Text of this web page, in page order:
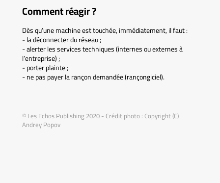
Comment réagir ?
Dès qu’une machine est touchée, immédiatement, il faut :
- la déconnecter du réseau ;
- alerter les services techniques (internes ou externes à
l’entreprise) ;
- porter plainte ;
- ne pas payer la rançon demandée (rançongiciel).
© Les Echos Publishing 2020 - Crédit photo : Copyright (C)
Andrey Popov